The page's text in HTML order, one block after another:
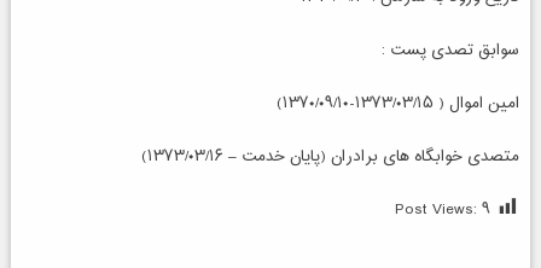
سوابق تصدی پست :
امین اموال ( ۱۳۷۳/۰۳/۱۵-۱۳۷۰/۰۹/۱۰)
متصدی خوابگاه های برادران (پایان خدمت – ۱۳۷۳/۰۳/۱۶)
Post Views: ۹